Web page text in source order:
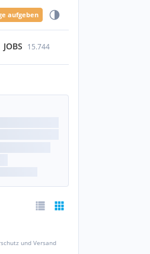
aufgeben
JOBS 15.744
und Versand